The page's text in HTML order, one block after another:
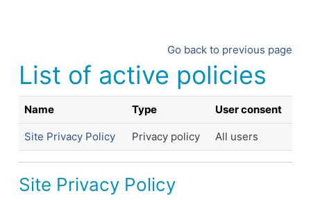
Go back to previous page
List of active policies
Name Type User consent
Site Privacy Policy Privacy policy All users
Site Privacy Policy